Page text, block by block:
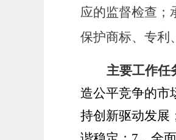
应的监督检查；
保护商标、专利
主要工作任
造公平竞争的市
持创新驱动发展